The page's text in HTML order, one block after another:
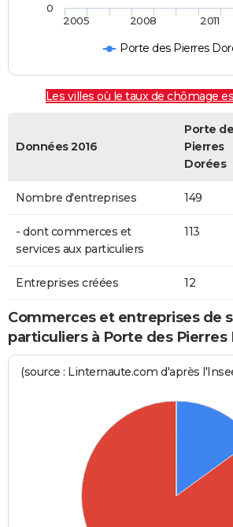
Porte des Pierres
2005 2008 2011
0
Les villes où le taux de chômage
Données 2016
Porte
Pierres
Dorées
Nombre d'entreprises 149
- dont commerces et
services aux particuliers
113
Entreprises créées 12
Commerces et entreprises de
particuliers à Porte des Pierres
(source : Linternaute.com d'après